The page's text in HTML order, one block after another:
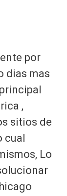
por
dias mas
,
sitios de
cual
Lo